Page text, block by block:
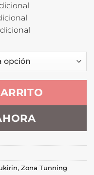
, Zona Tunning